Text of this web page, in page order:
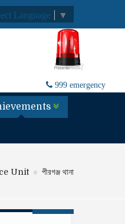
Language ▼
999 emergency
Unit পীরগঞ্জ থানা